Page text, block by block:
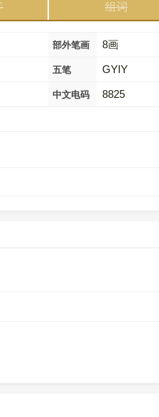
组词
部外笔画 8画
五笔 GYIY
中文电码 8825